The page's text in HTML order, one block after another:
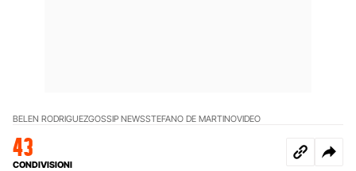
BELEN RODRIGUEZGOSSIP NEWSSTEFANO DE MARTINOVIDEO
43
CONDIVISIONI